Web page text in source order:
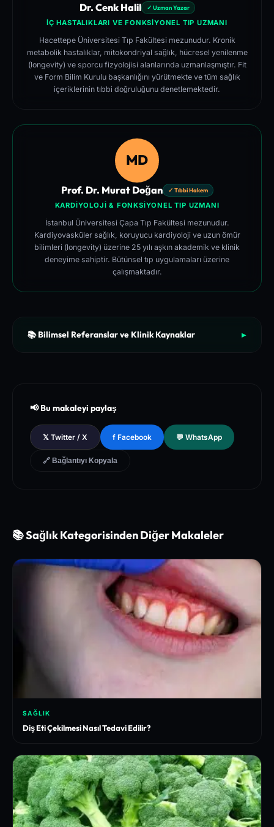
Dr. Cenk Halil ✓ Uzman Yazar
İÇ HASTALIKLARI VE FONKSIYONEL TIP UZMANI
Hacettepe Üniversitesi Tıp Fakültesi mezunudur. Kronik
metabolik hastalıklar, mitokondriyal sağlık, hücresel yenilenme
(longevity) ve sporcu fizyolojisi alanlarında uzmanlaşmıştır. Fit
ve Form Bilim Kurulu başkanlığını yürütmekte ve tüm sağlık
içeriklerinin tıbbi doğruluğunu denetlemektedir.
MD
Prof. Dr. Murat Doğan ✓ Tıbbi Hakem
KARDIYOLOJI & FONKSIYONEL TIP UZMANI
İstanbul Üniversitesi Çapa Tıp Fakültesi mezunudur.
Kardiyovasküler sağlık, koruyucu kardiyoloji ve uzun ömür
bilimleri (longevity) üzerine 25 yılı aşkın akademik ve klinik
deneyime sahiptir. Bütünsel tıp uygulamaları üzerine
çalışmaktadır.
📚 Bilimsel Referanslar ve Klinik Kaynaklar ▶
l Database of Peer-Reviewed Clinical Trials
[3]
The Lancet - Global Health and Preventive Medicine Guidel
ines for Chronic Metabolic Syndrome Management
📢 Bu makaleyi paylaş
𝕏 Twitter / X f Facebook 💬 WhatsApp
🔗 Bağlantıyı Kopyala
📚 Sağlık Kategorisinden Diğer Makaleler
SAĞLIK
Diş Eti Çekilmesi Nasıl Tedavi Edilir?